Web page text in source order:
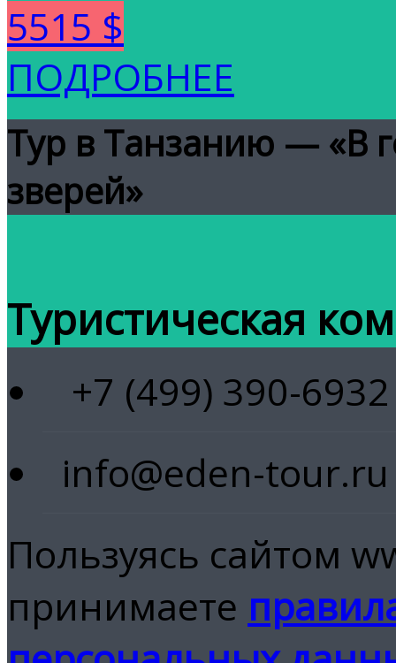
5515 $
ПОДРОБНЕЕ
Тур в Танзанию — «В
зверей»
Туристическая
+7 (499) 390-6932
info@eden-tour.ru
Пользуясь сайтом
принимаете